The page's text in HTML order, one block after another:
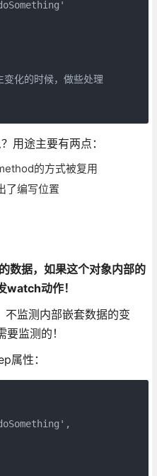
用途主要有两点：
的方式被复用
了编写位置
数据，如果这个对象内部的
watch动作！
监测内部嵌套数据的变
监测的！
属性：